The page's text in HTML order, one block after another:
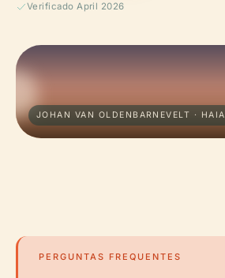
Verificado April 2026
JOHAN VAN OLDENBARNEVELT · HAIA
PERGUNTAS FREQUENTES